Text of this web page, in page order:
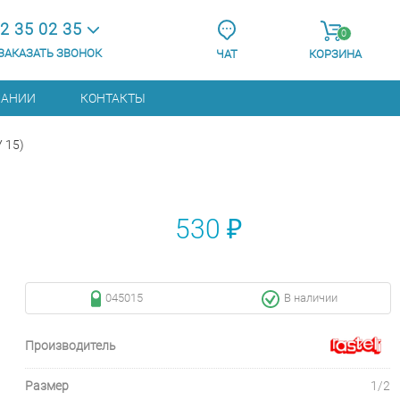
35 02 35
ЗВОНОК ЧАТ
0
КОРЗИНА
КОНТАКТЫ
15)
530 ₽
045015 В наличии
Производитель
Размер 1/2